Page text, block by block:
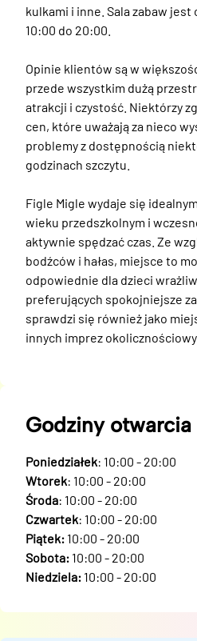
kulkami i inne. Sala zabaw jest
10:00 do 20:00.
Opinie klientów są w
przede wszystkim dużą
atrakcji i czystość. Niektórzy
cen, które uważają za nieco
problemy z dostępnością
godzinach szczytu.
Figle Migle wydaje się
wieku przedszkolnym i
aktywnie spędzać czas. Ze
bodźców i hałas, miejsce to
odpowiednie dla dzieci
preferujących spokojniejsze
sprawdzi się również jako
innych imprez
Godziny otwarcia
Poniedziałek: 10:00 - 20:00
Wtorek: 10:00 - 20:00
Środa: 10:00 - 20:00
Czwartek: 10:00 - 20:00
Piątek: 10:00 - 20:00
Sobota: 10:00 - 20:00
Niedziela: 10:00 - 20:00